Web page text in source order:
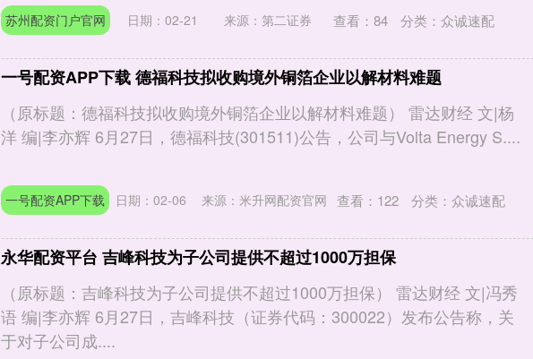
苏州配资门户官网 日期：02-21 来源：第二证券 查看： 84 分类： 众诚速配
一号配资APP下载 德福科技拟收购境外铜箔企业以解材料难题
（原标题：德福科技拟收购境外铜箔企业以解材料难题） 雷达财经 文|杨
洋 编|李亦辉 6月27日，德福科技(301511)公告，公司与Volta Energy S....
一号配资APP下载 日期：02-06 来源：米升网配资官网 查看： 122 分类：众诚速配
永华配资平台 吉峰科技为子公司提供不超过1000万担保
（原标题：吉峰科技为子公司提供不超过1000万担保） 雷达财经 文|冯秀
语 编|李亦辉 6月27日，吉峰科技（证券代码：300022）发布公告称，关
于对子公司成....